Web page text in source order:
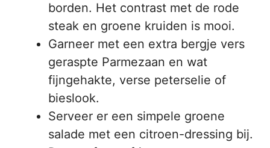
borden. Het contrast met de rode
steak en groene kruiden is mooi.
Garneer met een extra bergje vers
geraspte Parmezaan en wat
fijngehakte, verse peterselie of
bieslook.
Serveer er een simpele groene
salade met een citroen-dressing bij.